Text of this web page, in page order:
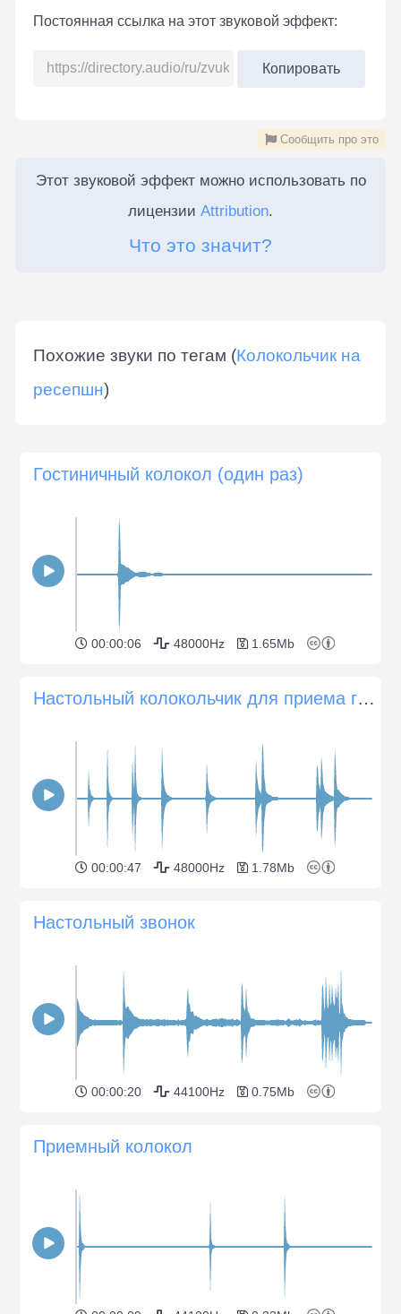
Постоянная ссылка на этот звуковой эффект:
Копировать
Сообщить про это
Этот звуковой эффект можно использовать по
лицензии Attribution.
Что это значит?
Похожие звуки по тегам (Колокольчик на
ресепшн)
Гостиничный колокол (один раз)
00:00:06 48000Hz 1.65Mb
Настольный колокольчик для приема гостей
00:00:47 48000Hz 1.78Mb
Настольный звонок
00:00:20 44100Hz 0.75Mb
Приемный колокол